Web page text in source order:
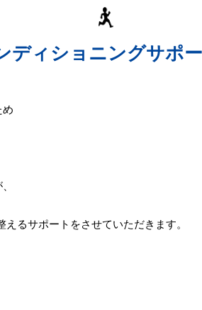
ディショニングサポ
め
るサポートをさせていただきます。